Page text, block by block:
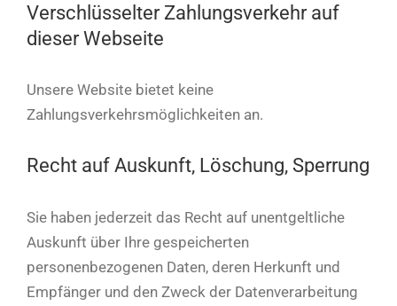
Verschlüsselter Zahlungsverkehr auf
dieser Webseite
Unsere Website bietet keine
Zahlungsverkehrsmöglichkeiten an.
Recht auf Auskunft, Löschung, Sperrung
Sie haben jederzeit das Recht auf unentgeltliche
Auskunft über Ihre gespeicherten
personenbezogenen Daten, deren Herkunft und
Empfänger und den Zweck der Datenverarbeitung